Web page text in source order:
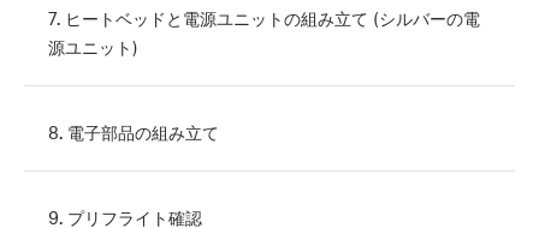
7. ヒートベッドと電源ユニットの組み立て (シルバーの電
源ユニット)
8. 電子部品の組み立て
9. プリフライト確認